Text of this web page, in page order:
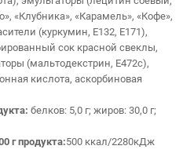
«Клубника», «Карамель», «Кофе»,
(куркумин, Е132, Е171),
сок красной свеклы,
(мальтодекстрин, Е472с),
кислота, аскорбиновая
белков: 5,0 г; жиров: 30,0 г;
г продукта:500 ккал/2280кДж